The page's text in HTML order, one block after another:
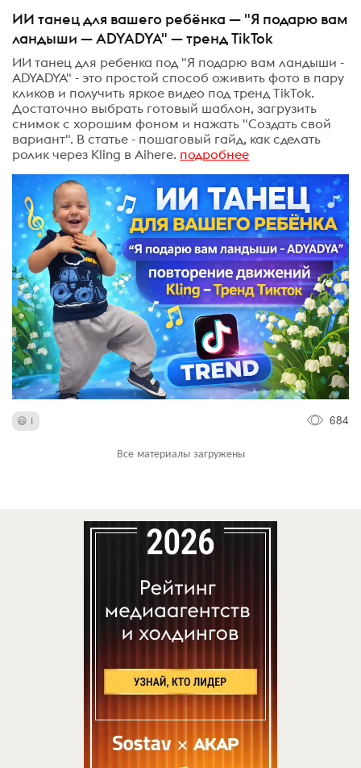
ИИ танец для вашего ребёнка — "Я подарю вам
ландыши — ADYADYA" — тренд TikTok
ИИ танец для ребенка под "Я подарю вам ландыши -
ADYADYA" - это простой способ оживить фото в пару
кликов и получить яркое видео под тренд TikTok.
Достаточно выбрать готовый шаблон, загрузить
снимок с хорошим фоном и нажать "Создать свой
вариант". В статье - пошаговый гайд, как сделать
ролик через Kling в Aihere. подробнее
1 684
Все материалы загружены